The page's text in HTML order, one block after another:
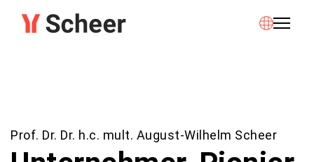
Prof. Dr. Dr. h.c. mult. August-Wilhelm Scheer